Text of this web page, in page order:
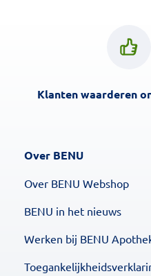
Klanten waarderen
Over BENU
Over BENU Webshop
BENU in het nieuws
Werken bij BENU